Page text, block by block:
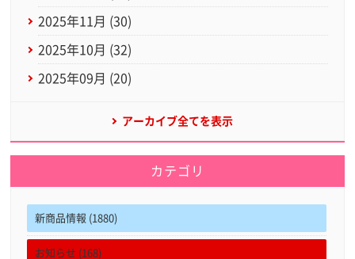
2025年11月 (30)
2025年10月 (32)
2025年09月 (20)
アーカイブ全てを表示
カテゴリ
新商品情報 (1880)
お知らせ (168)